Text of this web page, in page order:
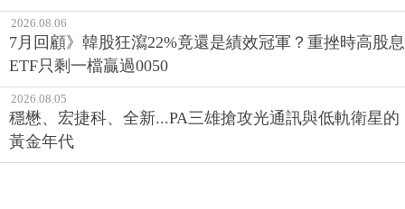
2026.08.06
7月回顧》韓股狂瀉22%竟還是績效冠軍？重挫時高股息
ETF只剩一檔贏過0050
2026.08.05
穩懋、宏捷科、全新...PA三雄搶攻光通訊與低軌衛星的
黃金年代